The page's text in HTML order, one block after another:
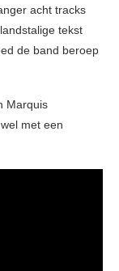
acht tracks
tekst
de band beroep
Marquis
met een